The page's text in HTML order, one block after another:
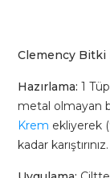
60gr
adet
Clemency Bitki
Hazırlama: 1
metal olmayan
Krem ekliyerek
kadar karıştırınız.